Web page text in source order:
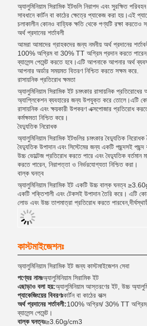
অ্যালুমিনিয়াম সিরামিক ইটগুলি নিরাপদ এবং সুরক্ষিত
সাবধানে কার্টন বা কাঠের ক্ষেত্রে প্যাকেজ করা হয়।এই
চলাকালীন কোনও বাহ্যিক ক্ষতি থেকে পণ্যটি রক্ষা করতেও
অর্থ প্রদানের শর্তাবলী
আমরা আমাদের গ্রাহকদের জন্য নমনীয় অর্থ প্রদানের
100% অগ্রিম বা 30% TT অগ্রিম প্রদান করতে
ব্যালেন্স পেমেন্ট করতে হবে।এটি আপনাকে আপনার অর্থ
আপনার অর্ডার সময়মত বিতরণ নিশ্চিত করতে সক্ষম করে.
রাসায়নিক প্রতিরোধ ক্ষমতা
অ্যালুমিনিয়াম সিরামিক ইট চমৎকার রাসায়নিক প্রতিরোধের
অ্যাপ্লিকেশন ব্যবহারের জন্য উপযুক্ত করে তোলে।এটি
রাসায়নিক এবং ক্ষয়কারী উপকরণ এক্সপোজার প্রতিরোধ করতে
কর্মক্ষমতা নিশ্চিত করে।
বৈদ্যুতিক নিরোধক
অ্যালুমিনিয়াম সিরামিক ইটগুলির চমৎকার বৈদ্যুতিক নিরোধক
বৈদ্যুতিক উপাদান এবং সিস্টেমের জন্য একটি পছন্দসই পছন্দ
উচ্চ ভোল্টেজ প্রতিরোধ করতে পারে এবং বৈদ্যুতিক বর্তমান
করতে পারেন, নিরাপত্তা ও নির্ভরযোগ্যতা নিশ্চিত করা।
বাল্ক ঘনত্ব
অ্যালুমিনিয়াম সিরামিক ইট একটি উচ্চ বাল্ক ঘনত্ব
একটি শক্তিশালী এবং টেকসই উপাদান তৈরি করে। এটি
লোড এবং উচ্চ তাপমাত্রা প্রতিরোধ করতে
কাস্টমাইজেশনঃ
অ্যালুমিনিয়াম সিরামিক ইট জন্য কাস্টমাইজেশন সেবা
পণ্যের নামঃঅ্যালুমিনিয়াম সিরামিক ইট
এছাড়াও বলা হয়:অ্যালুমিনিয়াম আস্তরণের ইট, উচ্চ
প্যাকেজিংয়ের বিবরণঃকার্টন বা কাঠের বাক্স
অর্থ প্রদানের শর্তাবলী:100% অগ্রিম/ 30% TT অগ্রিম,
ব্যালেন্স পেমেন্ট।
বাল্ক ঘনত্বঃ≥3.60g/cm3